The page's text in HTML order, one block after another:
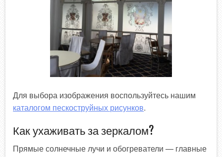
Для выбора изображения воспользуйтесь нашим
каталогом пескоструйных рисунков.
Как ухаживать за зеркалом?
Прямые солнечные лучи и обогреватели — главные